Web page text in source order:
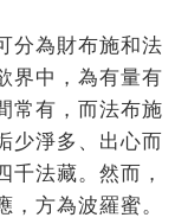
分為財布施和法
界中，為有量有
常有，而法布施
少淨多、出心而
法藏。然而，
方為波羅蜜。